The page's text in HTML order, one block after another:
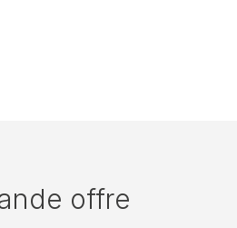
offre